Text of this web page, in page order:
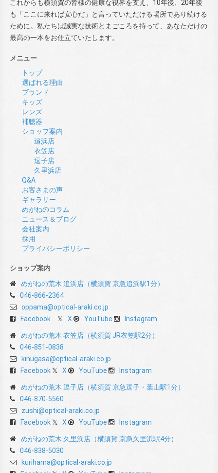
これからも横須賀の皆様の健康な視界を支え、10年後、20年後
も「ここに来れば安心だ」と言っていただける場所であり続ける
ために。私たちは誠実な技術とまごころを持って、あなただけの
最高の一本をお仕立ていたします。
メニュー
トップ
選ばれる理由
ブランド
キッズ
レンズ
補聴器
ショップ案内
追浜店
衣笠店
逗子店
久里浜店
Q&A
お客さまの声
ギャラリー
めがねのコラム
ニュース＆ブログ
会社案内
採用
プライバシーポリシー
ショップ案内
めがねの荒木 追浜店（横須賀 京急追浜駅1分）
046-866-2364
oppama@optical-araki.co.jp
Facebook
X YouTube Instagram
めがねの荒木 衣笠店（横須賀 JR衣笠駅2分）
046-851-0838
kinugasa@optical-araki.co.jp
Facebook
X YouTube Instagram
めがねの荒木 逗子店（横須賀 京急逗子・葉山駅1分）
046-870-5560
zushi@optical-araki.co.jp
Facebook
X YouTube Instagram
めがねの荒木 久里浜店（横須賀 京急久里浜駅4分）
046-838-5030
kurihama@optical-araki.co.jp